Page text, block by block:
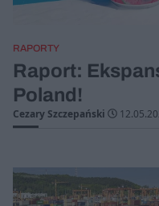
RAPORTY
Raport:
Poland!
Cezary Szczepański